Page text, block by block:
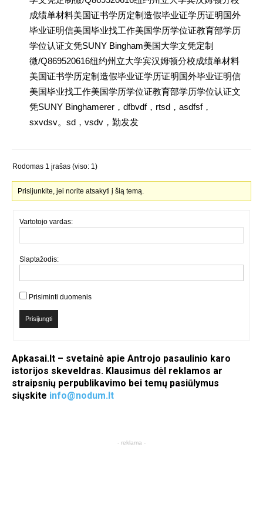
成绩单材料美国证书学历定制造假毕业证学历证明国外
毕业证明信美国毕业找工作美国学历学位证教育部学历
学位认证文凭SUNY Bingham美国大学文凭定制
微/Q869520616纽约州立大学宾汉姆顿分校成绩单材料
美国证书学历定制造假毕业证学历证明国外毕业证明信
美国毕业找工作美国学历学位证教育部学历学位认证文
凭SUNY Binghamerer，dfbvdf，rtsd，asdfsf，
sxvdsv。sd，vsdv，勤发发
Rodomas 1 įrašas (viso: 1)
Prisijunkite, jei norite atsakyti į šią temą.
Vartotojo vardas:
Slaptažodis:
Prisiminti duomenis
Prisijungti
Apkasai.lt – svetainė apie Antrojo pasaulinio karo
istorijos skeveldras. Klausimus dėl reklamos ar
straipsnių perpublikavimo bei temų pasiūlymus
siųskite info@nodum.lt
- reklama -